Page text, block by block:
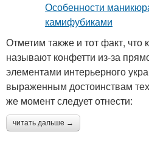
Отметим также и тот факт, что
называют конфетти из-за
элементами интерьерного
выраженным достоинствам
же момент следует отнести:
читать дальше →